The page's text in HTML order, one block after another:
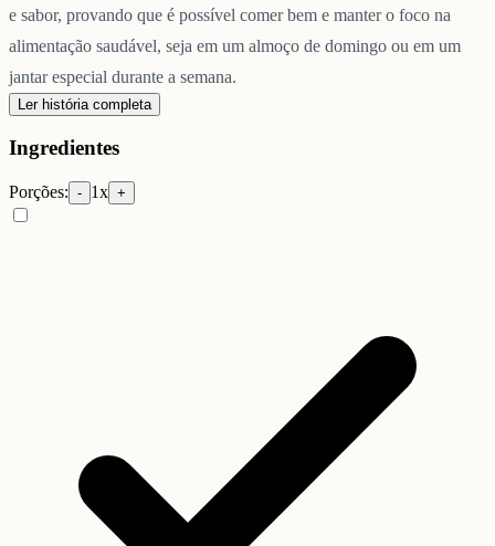
e sabor, provando que é possível comer bem e manter o foco na
alimentação saudável, seja em um almoço de domingo ou em um
jantar especial durante a semana.
Ler história completa
Ingredientes
Porções: - 1x +